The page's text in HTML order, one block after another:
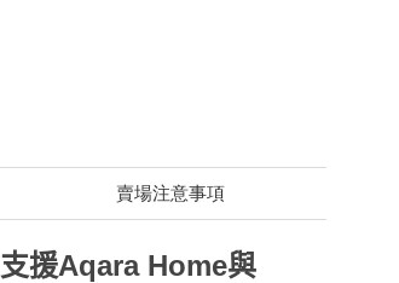
賣場注意事項
支援Aqara Home與